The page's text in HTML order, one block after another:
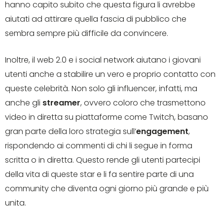
hanno capito subito che questa figura li avrebbe
aiutati ad attirare quella fascia di pubblico che
sembra sempre più difficile da convincere.
Inoltre, il web 2.0 e i social network aiutano i giovani
utenti anche a stabilire un vero e proprio contatto con
queste celebrità. Non solo gli influencer, infatti, ma
anche gli streamer, ovvero coloro che trasmettono
video in diretta su piattaforme come Twitch, basano
gran parte della loro strategia sull’engagement,
rispondendo ai commenti di chi li segue in forma
scritta o in diretta. Questo rende gli utenti partecipi
della vita di queste star e li fa sentire parte di una
community che diventa ogni giorno più grande e più
unita.